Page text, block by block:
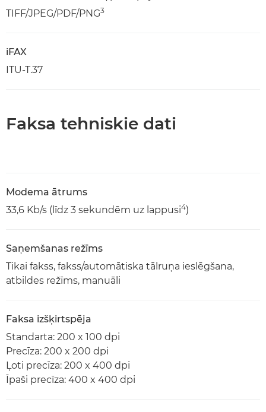
TIFF/JPEG/PDF/PNG3
iFAX
ITU-T.37
Faksa tehniskie dati
Modema ātrums
33,6 Kb/s (līdz 3 sekundēm uz lappusi4)
Saņemšanas režīms
Tikai fakss, fakss/automātiska tālruņa ieslēgšana,
atbildes režīms, manuāli
Faksa izšķirtspēja
Standarta: 200 x 100 dpi
Precīza: 200 x 200 dpi
Ļoti precīza: 200 x 400 dpi
Īpaši precīza: 400 x 400 dpi